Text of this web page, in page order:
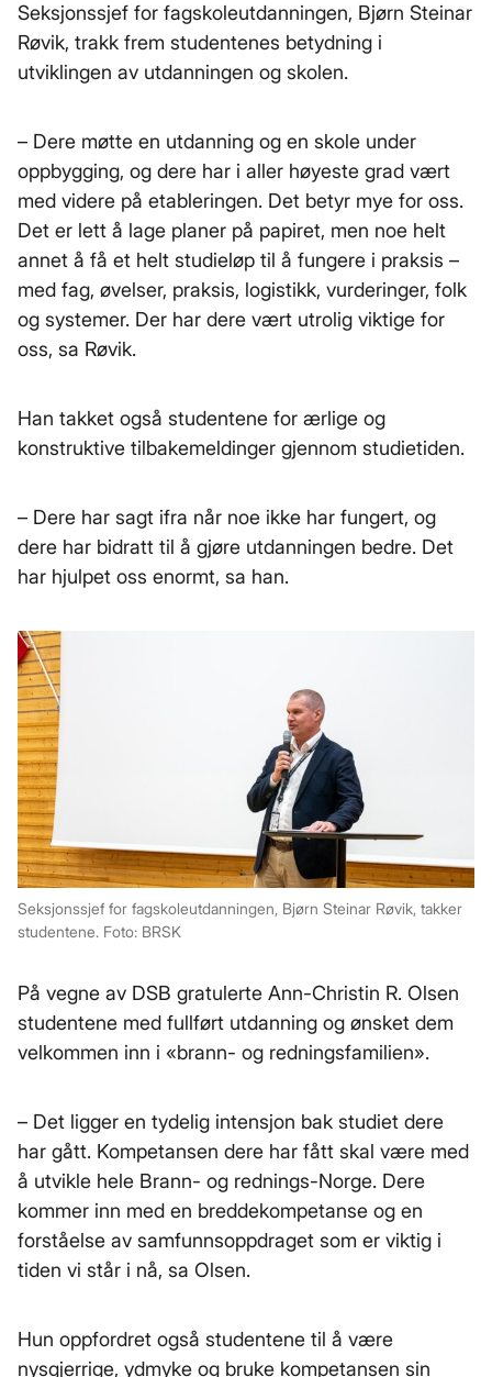
Seksjonssjef for fagskoleutdanningen, Bjørn Steinar
Røvik, trakk frem studentenes betydning i
utviklingen av utdanningen og skolen.
– Dere møtte en utdanning og en skole under
oppbygging, og dere har i aller høyeste grad vært
med videre på etableringen. Det betyr mye for oss.
Det er lett å lage planer på papiret, men noe helt
annet å få et helt studieløp til å fungere i praksis –
med fag, øvelser, praksis, logistikk, vurderinger, folk
og systemer. Der har dere vært utrolig viktige for
oss, sa Røvik.
Han takket også studentene for ærlige og
konstruktive tilbakemeldinger gjennom studietiden.
– Dere har sagt ifra når noe ikke har fungert, og
dere har bidratt til å gjøre utdanningen bedre. Det
har hjulpet oss enormt, sa han.
Seksjonssjef for fagskoleutdanningen, Bjørn Steinar Røvik, takker
studentene. Foto: BRSK
På vegne av DSB gratulerte Ann-Christin R. Olsen
studentene med fullført utdanning og ønsket dem
velkommen inn i «brann- og redningsfamilien».
– Det ligger en tydelig intensjon bak studiet dere
har gått. Kompetansen dere har fått skal være med
å utvikle hele Brann- og rednings-Norge. Dere
kommer inn med en breddekompetanse og en
forståelse av samfunnsoppdraget som er viktig i
tiden vi står i nå, sa Olsen.
Hun oppfordret også studentene til å være
nysgjerrige, ydmyke og bruke kompetansen sin